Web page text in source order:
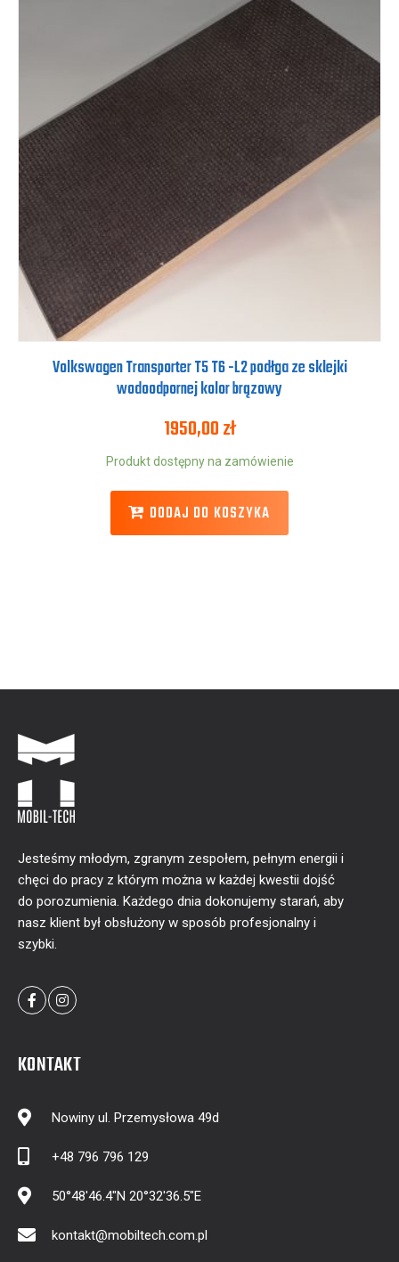
Volkswagen Transporter T5 T6 -L2 podłga ze sklejki
wodoodpornej kolor brązowy
1950,00zł
Produkt dostępny na zamówienie
DODAJ DO KOSZYKA
Jesteśmy młodym, zgranym zespołem, pełnym energii i
chęci do pracy z którym można w każdej kwestii dojść
do porozumienia. Każdego dnia dokonujemy starań, aby
nasz klient był obsłużony w sposób profesjonalny i
szybki.
KONTAKT
Nowiny ul. Przemysłowa 49d
+48 796 796 129
50°48'46.4"N 20°32'36.5"E
kontakt@mobiltech.com.pl